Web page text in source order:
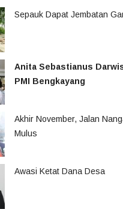
Sepauk Dapat Jembatan
Anita Sebastianus
PMI Bengkayang
Akhir November, Jalan
Mulus
Awasi Ketat Dana Desa